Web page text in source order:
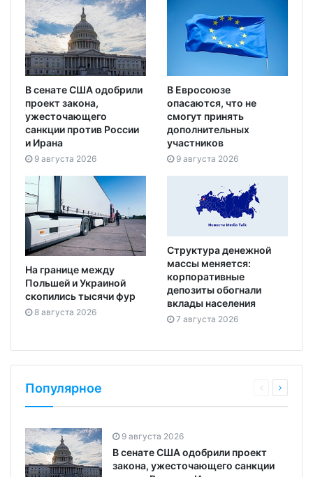
В сенате США одобрили
проект закона,
ужесточающего
санкции против России
и Ирана
9 августа 2026
В Евросоюзе
опасаются, что не
смогут принять
дополнительных
участников
9 августа 2026
На границе между
Польшей и Украиной
скопились тысячи фур
8 августа 2026
Структура денежной
массы меняется:
корпоративные
депозиты обогнали
вклады населения
7 августа 2026
Популярное
9 августа 2026
В сенате США одобрили проект
закона, ужесточающего санкции